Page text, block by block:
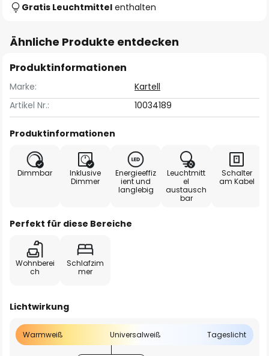
Gratis Leuchtmittel enthalten
Ähnliche Produkte entdecken
Produktinformationen
Marke:
Kartell
Artikel Nr.:
10034189
Produktinformationen
Dimmbar
Inklusive
Dimmer
Energieeffiz
ient und
langlebig
Leuchtmitt
el
austausch
bar
Schalter
am Kabel
Perfekt für diese Bereiche
Wohnberei
ch
Schlafzim
mer
Lichtwirkung
Warmweiß Universalweiß Tageslicht